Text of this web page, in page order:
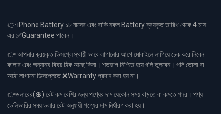
👉 iPhone Battery ১৮ মাসের এবং বাকি সকল Battery ক্রয়কৃত তারিখ থেকে 4 মাস
এর ✅Guarantee পাবেন।
👉 আপনার ক্রয়কৃত ডিসপ্লে স্থায়ী ভাবে লাগানোর আগে মোবাইলে লাগিয়ে চেক করে নিবেন
কালার এবং অন্যান্য বিষয় ঠিক আছে কিনা। শতভাগ নিশ্চিত হয়ে পলি তুলবেন। পলি তোলা বা
আঠা লাগানো ডিসপ্লেতে ❌Warranty প্রদান করা হয় না।
👉ডলারের(💲) রেট কম বেশির জন্য পণ্যের দাম যেকোন সময় বাড়তে বা কমতে পারে। পণ্য
ডেলিভারির সময় ডলার রেট অনুযায়ী পণ্যের দাম নির্ধারণ করা হয়।